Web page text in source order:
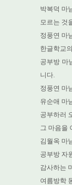
박복덕 마
모르는 것
정풍연 마
한글학교
공부방 마
니다.
정풍연 마
유순애 마
공부하러
그 마음을
김월옥 마
공부방 자
감사하는
여름방학